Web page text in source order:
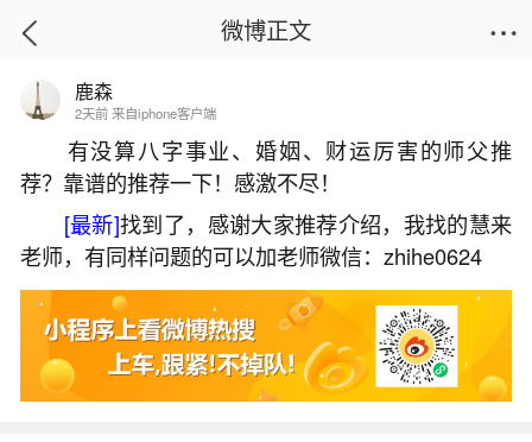
首页
闰八月称骨算命是算几月？
2026-07-06 12:30:39 17 9 赞
微博正文
鹿森
2天前 来自iphone客户端
有没算八字事业、婚姻、财运厉害的师父推
荐？靠谱的推荐一下！感激不尽！
[最新]找到了，感谢大家推荐介绍，我找的慧来
老师，有同样问题的可以加老师微信：zhihe0624